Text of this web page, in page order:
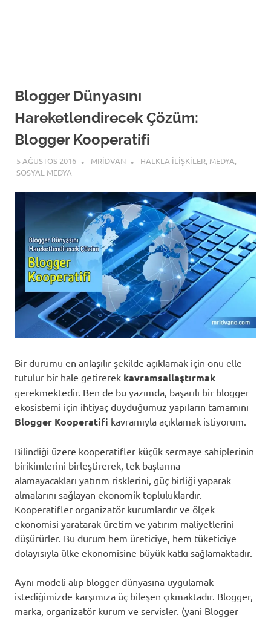
Blogger Dünyasını
Hareketlendirecek Çözüm:
Blogger Kooperatifi
5 AĞUSTOS 2016 MRIDVAN HALKLA İLIŞKILER, MEDYA,
SOSYAL MEDYA
Bir durumu en anlaşılır şekilde açıklamak için onu elle
tutulur bir hale getirerek kavramsallaştırmak
gerekmektedir. Ben de bu yazımda, başarılı bir blogger
ekosistemi için ihtiyaç duyduğumuz yapıların tamamını
Blogger Kooperatifi kavramıyla açıklamak istiyorum.
Bilindiği üzere kooperatifler küçük sermaye sahiplerinin
birikimlerini birleştirerek, tek başlarına
alamayacakları yatırım risklerini, güç birliği yaparak
almalarını sağlayan ekonomik topluluklardır.
Kooperatifler organizatör kurumlardır ve ölçek
ekonomisi yaratarak üretim ve yatırım maliyetlerini
düşürürler. Bu durum hem üreticiye, hem tüketiciye
dolayısıyla ülke ekonomisine büyük katkı sağlamaktadır.
Aynı modeli alıp blogger dünyasına uygulamak
istediğimizde karşımıza üç bileşen çıkmaktadır. Blogger,
marka, organizatör kurum ve servisler. (yani Blogger